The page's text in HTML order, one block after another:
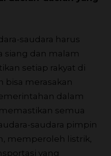
saudara harus
siang dan malam
setiap rakyat di
bisa merasakan
dalam
semua
saudara pimpin
memperoleh listrik,
yang